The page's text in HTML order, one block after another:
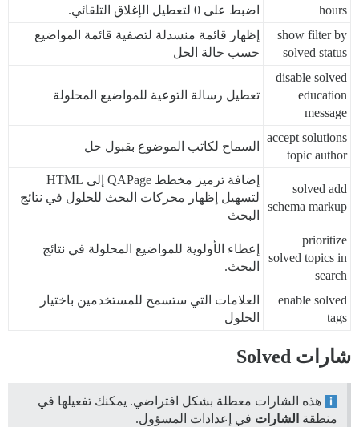
hours
اضبط على 0 لتعطيل الإغلاق التلقائي.
show filter by
solved status
إظهار قائمة منسدلة لتصفية قائمة المواضيع
حسب حالة الحل
disable solved
education
message
تعطيل رسالة التوعية للمواضيع المحلولة
accept solutions
topic author
السماح لكاتب الموضوع بقبول حل
solved add
schema markup
إضافة ترميز مخطط QAPage إلى HTML
لتسهيل إظهار محركات البحث للحلول في نتائج
البحث
prioritize
solved topics in
search
إعطاء الأولوية للمواضيع المحلولة في نتائج
البحث.
enable solved
tags
العلامات التي ستسمح للمستخدمين باختيار
الحلول
شارات Solved
هذه الشارات معطلة بشكل افتراضي. يمكنك تفعيلها في
منطقة الشارات في إعدادات المسؤول.